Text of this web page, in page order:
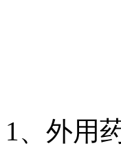
1、外用